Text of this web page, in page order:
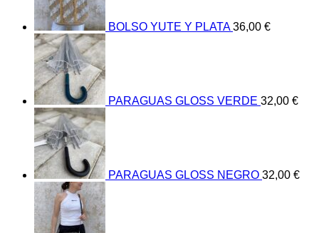
BOLSO YUTE Y PLATA 36,00 €
PARAGUAS GLOSS VERDE 32,00 €
PARAGUAS GLOSS NEGRO 32,00 €